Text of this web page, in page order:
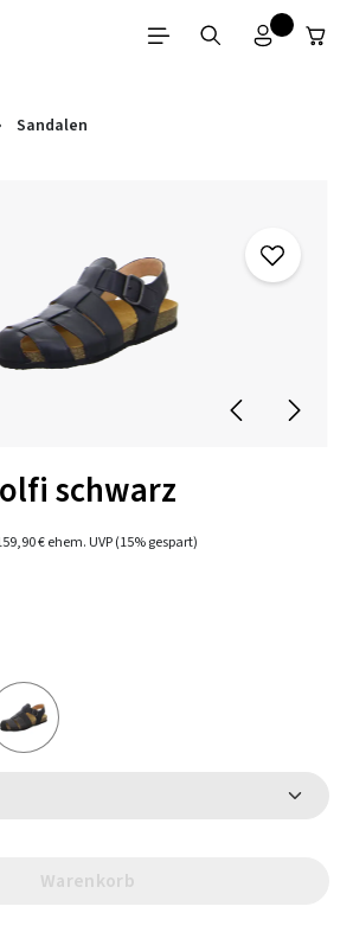
Sandalen
schwarz
€ehem. UVP(15% gespart)
Warenkorb